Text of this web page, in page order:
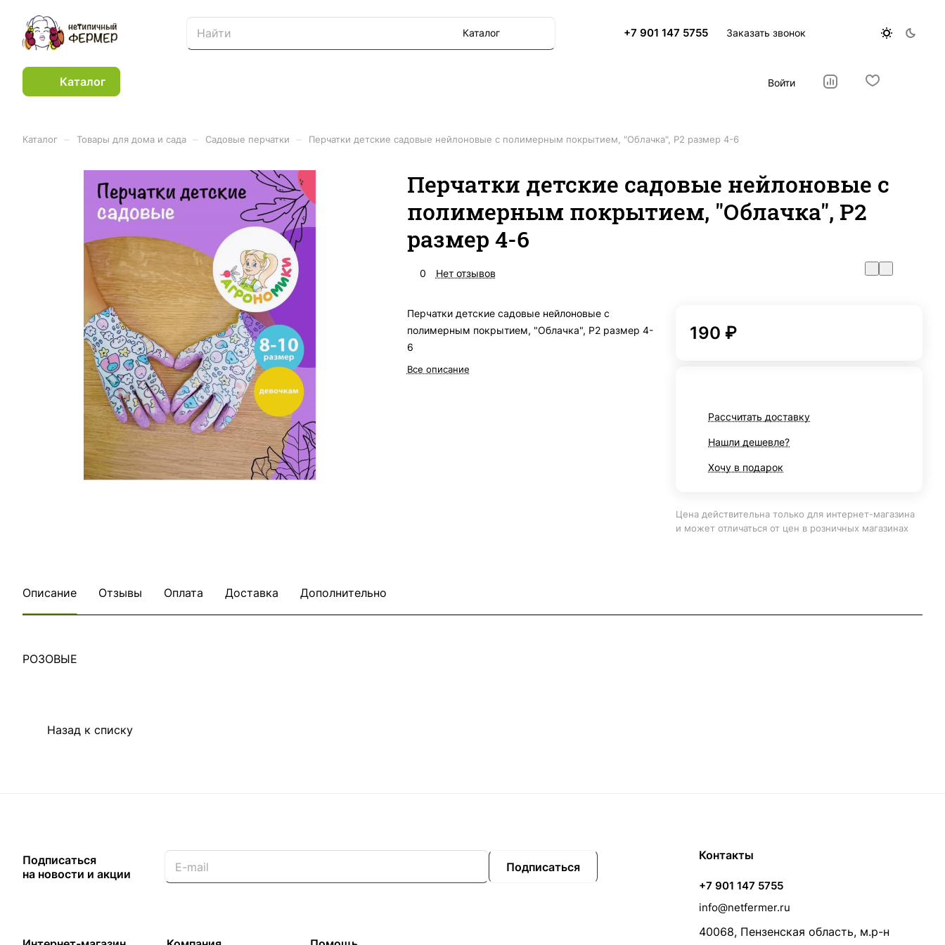
Каталог +7 901 147 5755 Заказать звонок
Каталог Войти
Каталог Товары для дома и сада Садовые перчатки Перчатки детские садовые нейлоновые с полимерным покрытием, "Облачка", Р2 размер 4-6
Перчатки детские садовые нейлоновые с
полимерным покрытием, "Облачка", Р2
размер 4-6
0 Нет отзывов
Перчатки детские садовые нейлоновые с
полимерным покрытием, "Облачка", Р2 размер 4-
6
Все описание
190 ₽
Рассчитать доставку
Нашли дешевле?
Хочу в подарок
Цена действительна только для интернет-магазина
и может отличаться от цен в розничных магазинах
Описание Отзывы Оплата Доставка Дополнительно
РОЗОВЫЕ
Назад к списку
Подписаться
на новости и акции
Подписаться
Контакты
+7 901 147 5755
info@netfermer.ru
40068, Пензенская область, м.р-н